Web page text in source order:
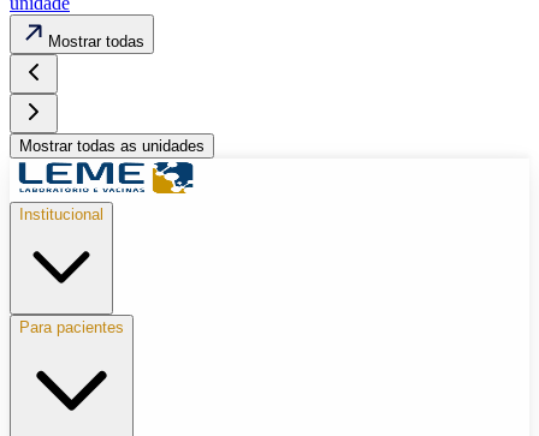
Mostrar todas
Mostrar todas as unidades
Institucional
Para pacientes